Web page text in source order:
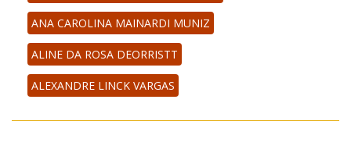
ANA CAROLINA MAINARDI MUNIZ
ALINE DA ROSA DEORRISTT
ALEXANDRE LINCK VARGAS